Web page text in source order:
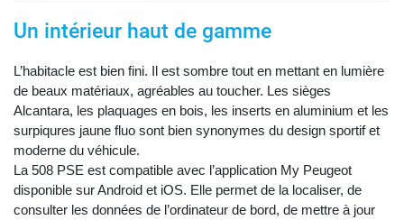
Un intérieur haut de gamme
L’habitacle est bien fini. Il est sombre tout en mettant en lumière
de beaux matériaux, agréables au toucher. Les sièges
Alcantara, les plaquages en bois, les inserts en aluminium et les
surpiqures jaune fluo sont bien synonymes du design sportif et
moderne du véhicule.
La 508 PSE est compatible avec l’application My Peugeot
disponible sur Android et iOS. Elle permet de la localiser, de
consulter les données de l’ordinateur de bord, de mettre à jour